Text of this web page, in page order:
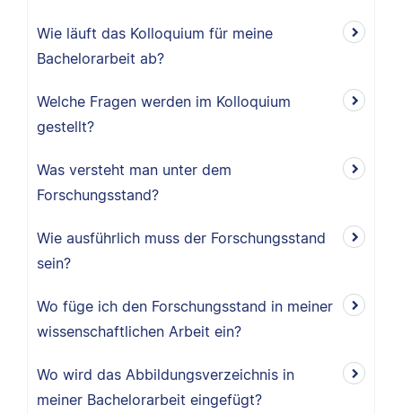
Wie läuft das Kolloquium für meine
Bachelorarbeit ab?
Welche Fragen werden im Kolloquium
gestellt?
Was versteht man unter dem
Forschungsstand?
Wie ausführlich muss der Forschungsstand
sein?
Wo füge ich den Forschungsstand in meiner
wissenschaftlichen Arbeit ein?
Wo wird das Abbildungsverzeichnis in
meiner Bachelorarbeit eingefügt?